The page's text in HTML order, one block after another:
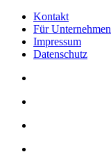
Kontakt
Für Unternehmen
Impressum
Datenschutz